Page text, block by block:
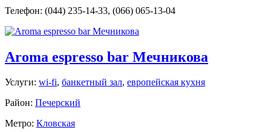
Телефон: (044) 235-14-33, (066) 065-13-04
Aroma espresso bar Мечникова
Услуги: wi-fi, банкетный зал, европейская кухня
Район: Печерский
Метро: Кловская